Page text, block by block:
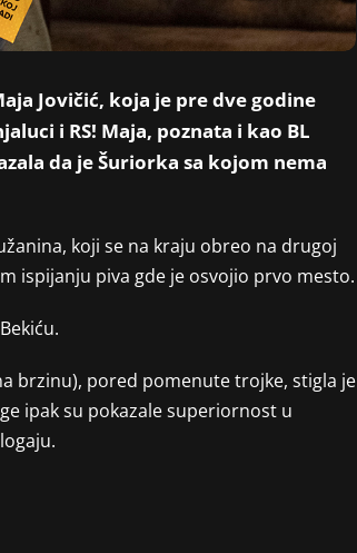
Jovičić, koja je pre dve godine
i RS! Maja, poznata i kao BL
da je Šuriorka sa kojom nema
koji se na kraju obreo na drugoj
ispijanju piva gde je osvojio prvo mesto.
brzinu), pored pomenute trojke, stigla je
ipak su pokazale superiornost u